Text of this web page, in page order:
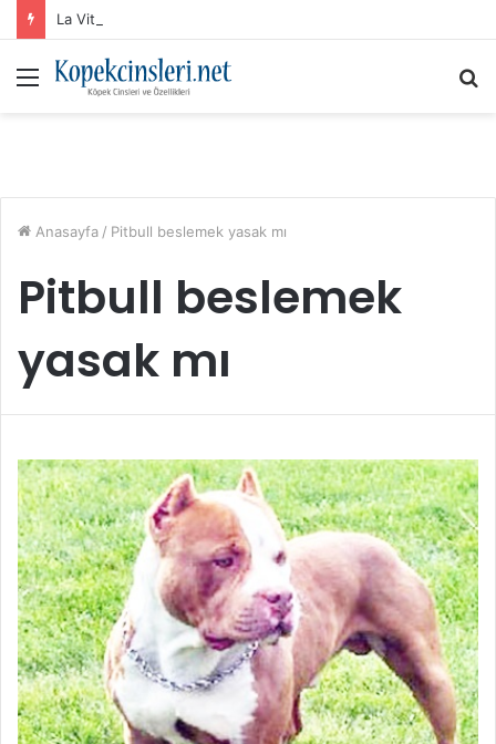
La Vital Köpek Maması: Sık Sorulan Sorular ve Cevaplar
Menü
Anasayfa / Pitbull beslemek yasak mı
Pitbull beslemek
yasak mı